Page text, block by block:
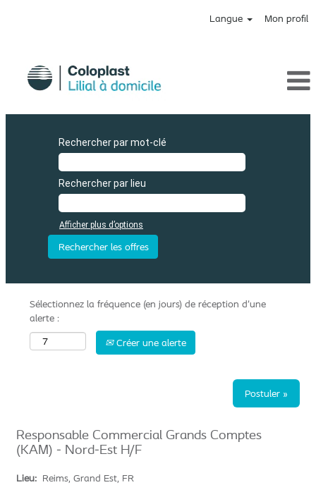
Langue Mon profil
Rechercher par mot-clé
Rechercher par lieu
Afficher plus d’options
Sélectionnez la fréquence (en jours) de réception d’une
alerte :
Créer une alerte
Postuler »
Responsable Commercial Grands Comptes
(KAM) - Nord-Est H/F
Lieu: Reims, Grand Est, FR